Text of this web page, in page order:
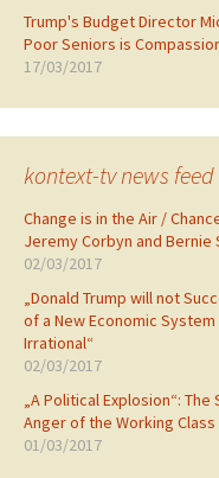
Trump's Budget Director
Poor Seniors is
17/03/2017
kontext-tv news feed
Change is in the Air /
Jeremy Corbyn and Bernie
02/03/2017
„Donald Trump will not
of a New Economic
Irrational“
02/03/2017
„A Political Explosion“:
Anger of the Working Class
01/03/2017